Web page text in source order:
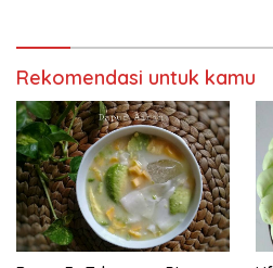
Rekomendasi untuk kamu